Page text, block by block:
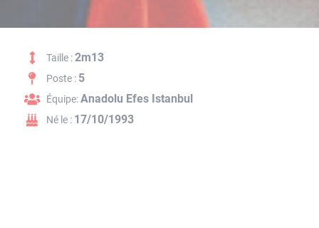
Taille :2m13
Poste : 5
Équipe:Anadolu Efes Istanbul
Né le : 17/10/1993